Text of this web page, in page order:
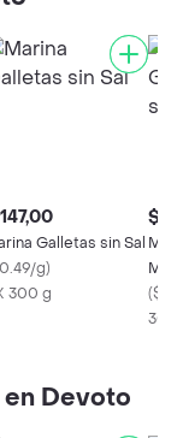
Galletas sin Sal
g)
300 g
$
(
Devoto